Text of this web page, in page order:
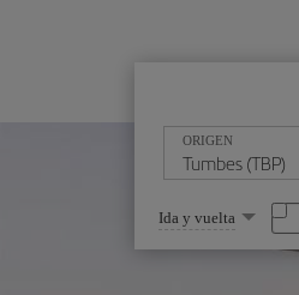
ORIGEN
Seleccione
una
opción
Ida y vuelta